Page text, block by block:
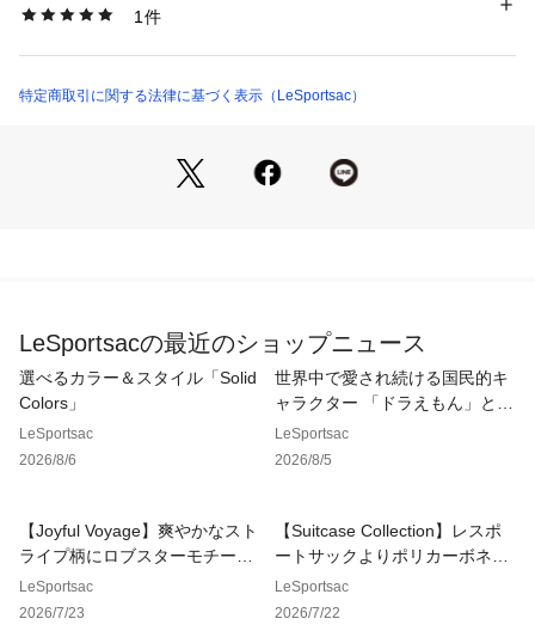
ック「エボニー」と、グレイッシュなニュアンスのあるベージ
ゴールドの金具が高級感を演出し、落ち着いたブルーのテープ
ショルダーストラップ付きのコンパクトな舟形トートバッグ。
カードなど、すぐに取り出したいアイテムの収納に便利です。
手持ち・肩掛け・クロスボディと、シーンに合わせてお持ちい
ただけます。
【仕様】
外側：マグネットポケット×1
内側：ドリンクホルダー×1、オープンポケット×1
ショルダーストラップ：取り外し・長さ調節可
こちらはレスポートサック公式ストアです。商品は全て正規品
1874LD61 （ショップ）
1件
特定商取引に関する法律に基づく表示（LeSportsac）
LeSportsacの最近のショップニュース
選べるカラー＆スタイル「Solid
Colors」
LeSportsac
2026/8/6
世界中で愛され続ける国民的キ
ャラクター 「ドラえもん」との
コレクション。
LeSportsac
2026/8/5
【Joyful Voyage】爽やかなスト
ライプ柄にロブスターモチーフ
を散りばめた夏らしいデザイン
が登場！
LeSportsac
2026/7/23
【Suitcase Collection】レスポ
ートサックよりポリカーボネー
ト製スーツケースが新登場。
LeSportsac
2026/7/22